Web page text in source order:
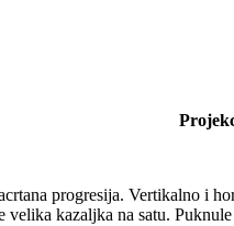
progresija. Vertikalno i
kazaljka na satu.